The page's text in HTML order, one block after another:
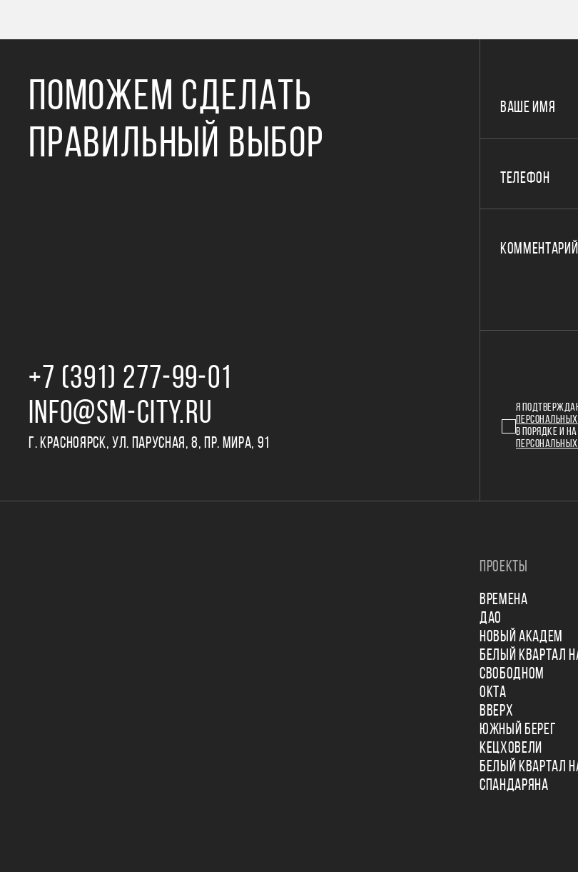
ПОМОЖЕМ СДЕЛАТЬ
ПРАВИЛЬНЫЙ ВЫБОР
+7 (391) 277‒99‒01
INFO@SM-CITY.RU
Г. КРАСНОЯРСК, УЛ. ПАРУСНАЯ, 8, ПР. МИРА, 91
ВАШЕ ИМЯ
ТЕЛЕФОН
КОММЕНТАРИЙ
Я
В ПОРЯДКЕ И
ПРОЕКТЫ
ВРЕМЕНА
ДАО
НОВЫЙ АКАДЕМ
БЕЛЫЙ КВАРТАЛ
СВОБОДНОМ
ОКТА
ВВЕРХ
ЮЖНЫЙ БЕРЕГ
КЕЦХОВЕЛИ
БЕЛЫЙ КВАРТАЛ
СПАНДАРЯНА